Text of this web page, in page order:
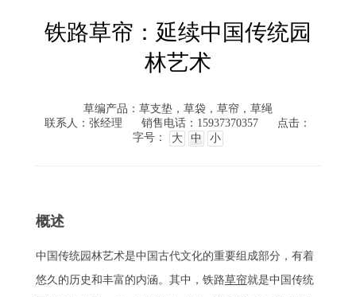
铁路草帘：延续中国传统园
林艺术
草编产品：草支垫，草袋，草帘，草绳
联系人：张经理
销售电话：15937370357
点击：
字号：
大 中 小
概述
中国传统园林艺术是中国古代文化的重要组成部分，有着
悠久的历史和丰富的内涵。其中，铁路草帘就是中国传统